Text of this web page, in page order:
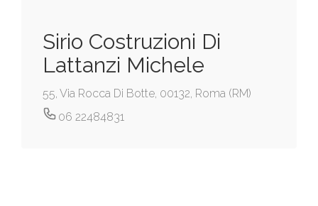
Sirio Costruzioni Di
Lattanzi Michele
55, Via Rocca Di Botte, 00132, Roma (RM)
06 22484831